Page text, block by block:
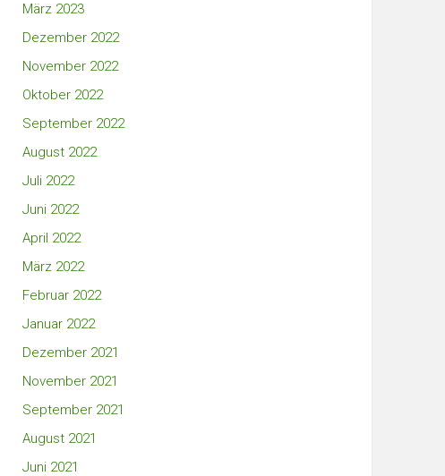
März 2023
Dezember 2022
November 2022
Oktober 2022
September 2022
August 2022
Juli 2022
Juni 2022
April 2022
März 2022
Februar 2022
Januar 2022
Dezember 2021
November 2021
September 2021
August 2021
Juni 2021